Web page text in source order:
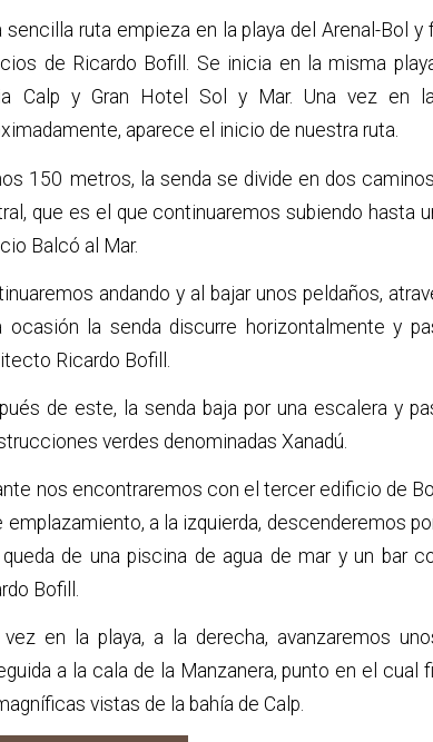
sencilla ruta empieza en la playa del Arenal-Bol
de Ricardo Bofill. Se inicia en la misma
Calp y Gran Hotel Sol y Mar. Una vez en
aparece el inicio de nuestra ruta.
150 metros, la senda se divide en dos
que es el que continuaremos subiendo hasta
Balcó al Mar.
andando y al bajar unos peldaños,
ocasión la senda discurre horizontalmente y
Ricardo Bofill.
de este, la senda baja por una escalera y
verdes denominadas Xanadú.
nos encontraremos con el tercer edificio de
emplazamiento, a la izquierda, descenderemos
de una piscina de agua de mar y un bar
Bofill.
vez en la playa, a la derecha, avanzaremos
a la cala de la Manzanera, punto en el
vistas de la bahía de Calp.